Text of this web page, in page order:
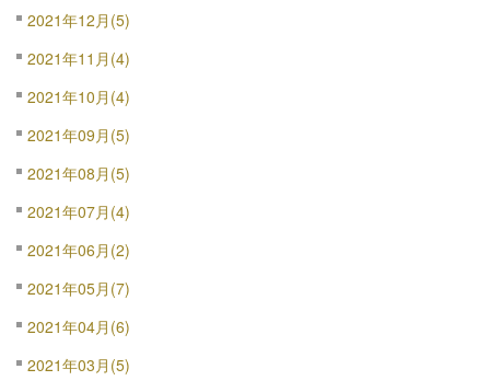
2021年12月(5)
2021年11月(4)
2021年10月(4)
2021年09月(5)
2021年08月(5)
2021年07月(4)
2021年06月(2)
2021年05月(7)
2021年04月(6)
2021年03月(5)